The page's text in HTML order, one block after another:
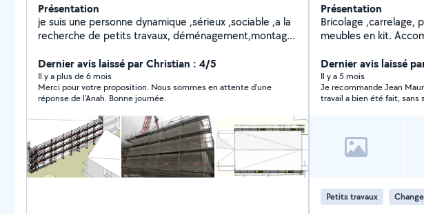
Présentation
je suis une personne dynamique ,sérieux ,sociable ,a la
recherche de petits travaux, déménagement,montage
Dernier avis laissé par Christian : 4/5
Il y a plus de 6 mois
Merci pour votre proposition. Nous sommes en attente d'une
réponse de l'Anah. Bonne journée.
Présentation
Bricolage ,carrelage, petit
meubles en kit.
domicile tenir
Dernier avis laissé
Il y a 5 mois
Je recommande Jean
travail a bien été fait, sans
Petits travaux